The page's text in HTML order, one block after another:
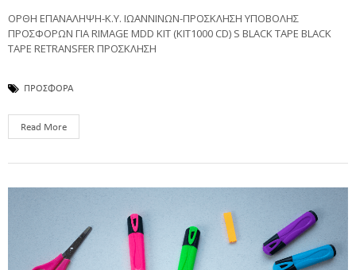
ΟΡΘΗ ΕΠΑΝΑΛΗΨΗ-Κ.Υ. ΙΩΑΝΝΙΝΩΝ-ΠΡΟΣΚΛΗΣΗ ΥΠΟΒΟΛΗΣ
ΠΡΟΣΦΟΡΩΝ ΓΙΑ RIMAGE MDD KIT (KIT1000 CD) S BLACK TAPE BLACK
TAPE RETRANSFER ΠΡΟΣΚΛΗΣΗ
ΠΡΟΣΦΟΡΑ
Read More